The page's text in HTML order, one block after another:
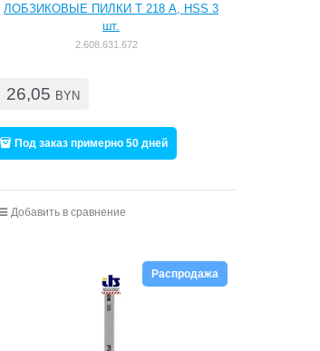
ЛОБЗИКОВЫЕ ПИЛКИ T 218 А, HSS 3
шт.
2.608.631.672
26,05 BYN
Под заказ примерно 50 дней
Добавить в сравнение
Распродажа